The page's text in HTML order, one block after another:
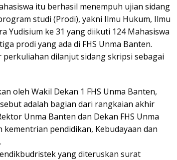
itu berhasil menempuh ujian sidang
studi (Prodi), yakni Ilmu Hukum, Ilmu
Yudisium ke 31 yang diikuti 124 Mahasiswa
prodi yang ada di FHS Unma Banten.
dilanjut sidang skripsi sebagai
oleh Wakil Dekan 1 FHS Unma Banten,
adalah bagian dari rangkaian akhir
Unma Banten dan Dekan FHS Unma
pendidikan, Kebudayaan dan
yang diteruskan surat